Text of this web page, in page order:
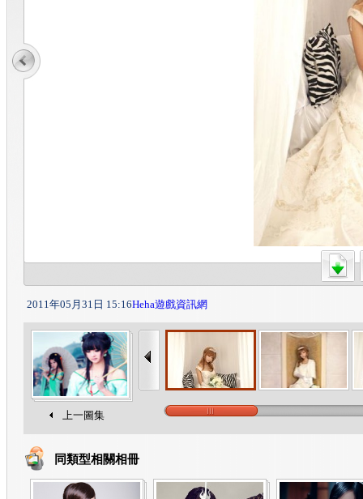
2011年05月31日 15:16Heha遊戲資訊網
上一圖集
同類型相關相冊